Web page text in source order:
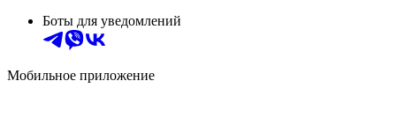
Боты для уведомлений
Мобильное приложение